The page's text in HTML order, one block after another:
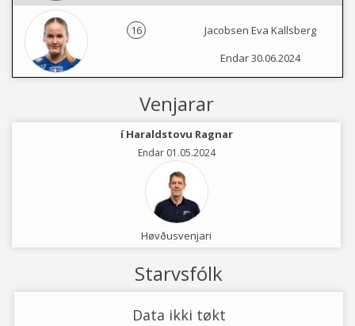
16
Jacobsen Eva Kallsberg
Endar 30.06.2024
Venjarar
í Haraldstovu Ragnar
Endar 01.05.2024
Høvðusvenjari
Starvsfólk
Data ikki tøkt